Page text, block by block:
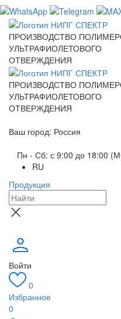
ПРОИЗВОДСТВО
УЛЬТРАФИОЛЕТОВОГО
ОТВЕРЖДЕНИЯ
ПРОИЗВОДСТВО
УЛЬТРАФИОЛЕТОВОГО
ОТВЕРЖДЕНИЯ
Ваш город: Россия
Пн - Сб: с 9:00 до 18:00
RU
Продукция
Войти
0
Избранное
0